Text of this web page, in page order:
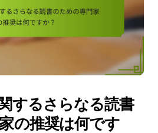
するさらなる読書
の推奨は何です